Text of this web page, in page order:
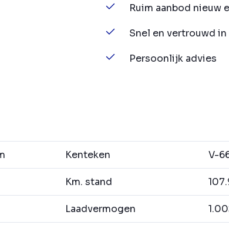
Ruim aanbod nieuw
Snel en vertrouwd
Persoonlijk advies
Kenteken V-
Km. stand
Laadvermogen